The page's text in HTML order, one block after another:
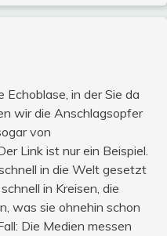
Echoblase, in der Sie da
wir die Anschlagsopfer
von
Link ist nur ein Beispiel.
in die Welt gesetzt
in Kreisen, die
was sie ohnehin schon
Die Medien messen